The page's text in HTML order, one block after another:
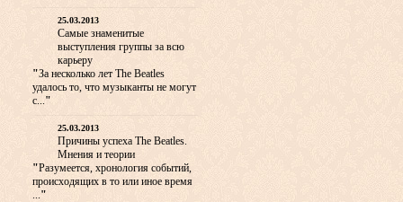
25.03.2013
Самые знаменитые
выступления группы за всю
карьеру
"За несколько лет The Beatles
удалось то, что музыканты не могут
с..."
25.03.2013
Причины успеха The Beatles.
Мнения и теории
"Разумеется, хронология событий,
происходящих в то или иное время
..."